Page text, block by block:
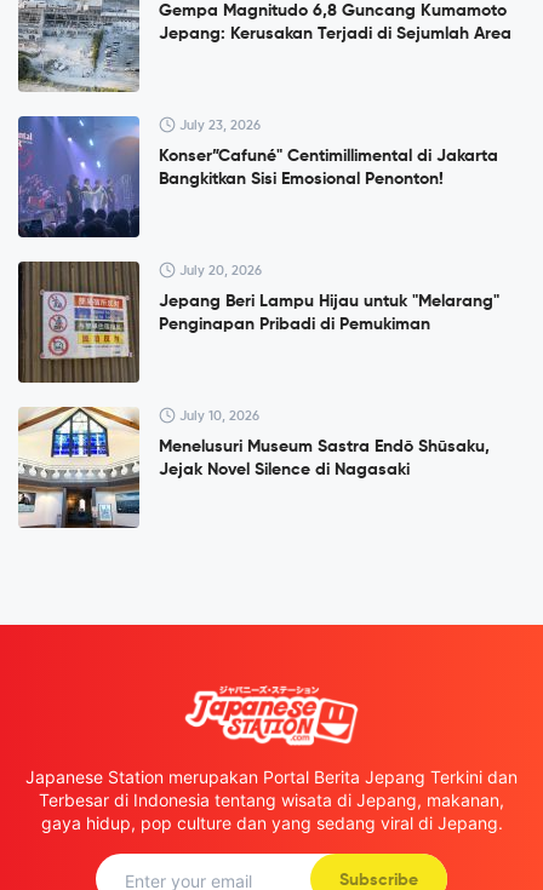
Gempa Magnitudo 6,8 Guncang Kumamoto
Jepang: Kerusakan Terjadi di Sejumlah Area
July 23, 2026
Konser”Cafuné" Centimillimental di Jakarta
Bangkitkan Sisi Emosional Penonton!
July 20, 2026
Jepang Beri Lampu Hijau untuk "Melarang"
Penginapan Pribadi di Pemukiman
July 10, 2026
Menelusuri Museum Sastra Endō Shūsaku,
Jejak Novel Silence di Nagasaki
Japanese Station merupakan Portal Berita Jepang Terkini dan
Terbesar di Indonesia tentang wisata di Jepang, makanan,
gaya hidup, pop culture dan yang sedang viral di Jepang.
Subscribe